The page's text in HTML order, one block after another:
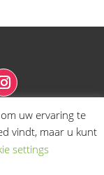
uw ervaring te
vindt, maar u kunt
settings